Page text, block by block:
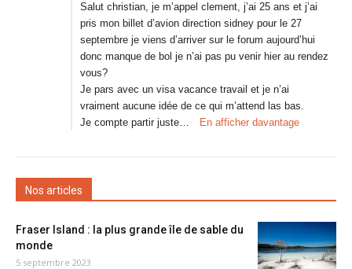
Salut christian, je m’appel clement, j’ai 25 ans et j’ai
pris mon billet d’avion direction sidney pour le 27
septembre je viens d’arriver sur le forum aujourd’hui
donc manque de bol je n’ai pas pu venir hier au rendez
vous?
Je pars avec un visa vacance travail et je n’ai
vraiment aucune idée de ce qui m’attend las bas.
Je compte partir juste…
En afficher davantage
Nos articles
Fraser Island : la plus grande île de sable du
monde
5 septembre 2023